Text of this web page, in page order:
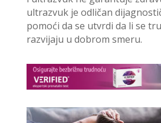
ultrazvuk je odličan
pomoći da se utvrdi da li se
razvijaju u dobrom smeru.